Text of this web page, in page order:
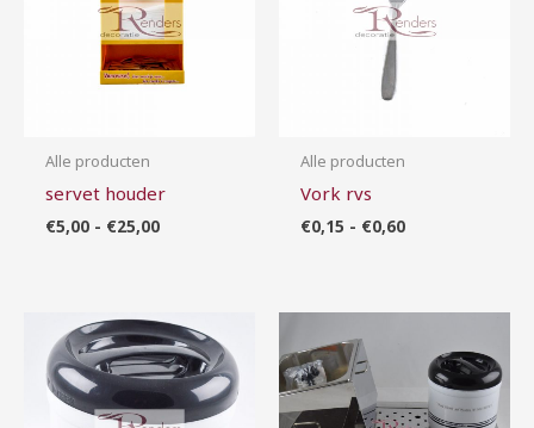
Alle producten
servet houder
€5,00 - €25,00
Alle producten
Vork rvs
€0,15 - €0,60
Prijsklasse:
€1,00
tot
€10,00
tot
€13,00